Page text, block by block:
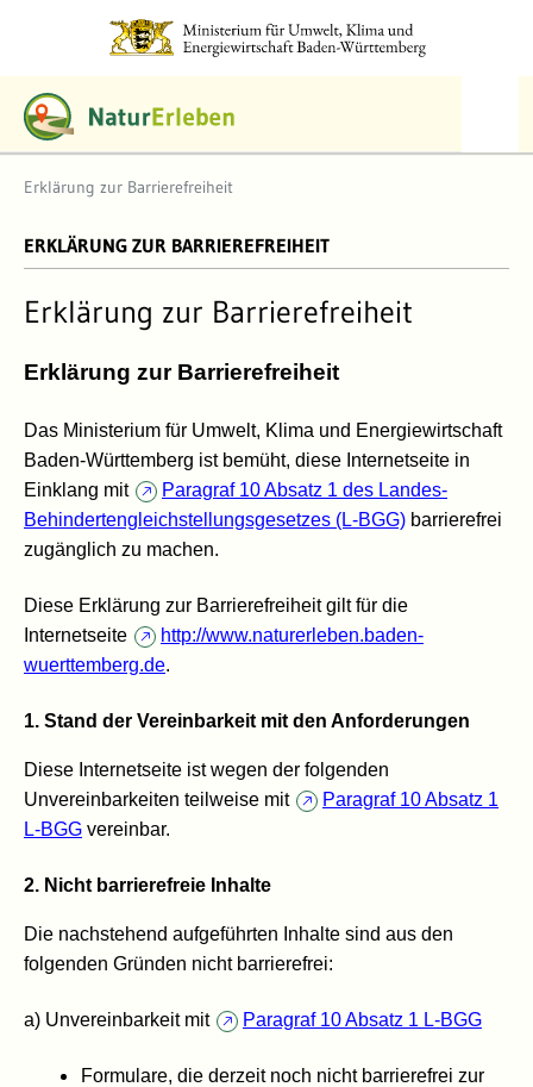
Erklärung zur Barrierefreiheit
Erklärung zur Barrierefreiheit
ERKLÄRUNG ZUR BARRIEREFREIHEIT
Erklärung zur Barrierefreiheit
Erklärung zur Barrierefreiheit
Das Ministerium für Umwelt, Klima und Energiewirtschaft
Baden-Württemberg ist bemüht, diese Internetseite in
Einklang mit
Paragraf 10 Absatz 1 des Landes-
Behindertengleichstellungsgesetzes (L-BGG) barrierefrei
zugänglich zu machen.
Diese Erklärung zur Barrierefreiheit gilt für die
Internetseite
http://www.naturerleben.baden-
wuerttemberg.de.
1. Stand der Vereinbarkeit mit den Anforderungen
Diese Internetseite ist wegen der folgenden
Unvereinbarkeiten teilweise mit
Paragraf 10 Absatz 1
L-BGG vereinbar.
2. Nicht barrierefreie Inhalte
Die nachstehend aufgeführten Inhalte sind aus den
folgenden Gründen nicht barrierefrei:
a) Unvereinbarkeit mit Paragraf 10 Absatz 1 L-BGG
Formulare, die derzeit noch nicht barrierefrei zur